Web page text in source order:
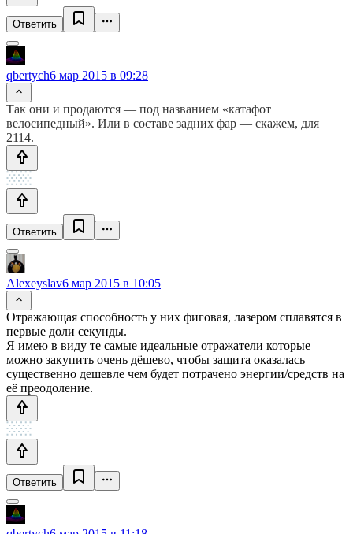
Ответить
qbertych6 мар 2015 в 09:28
Так они и продаются — под названием «катафот
велосипедный». Или в составе задних фар — скажем, для
2114.
Ответить
Alexeyslav6 мар 2015 в 10:05
Отражающая способность у них фиговая, лазером сплавятся в
первые доли секунды.
Я имею в виду те самые идеальные отражатели которые
можно закупить очень дёшево, чтобы защита оказалась
существенно дешевле чем будет потрачено энергии/средств на
её преодоление.
Ответить